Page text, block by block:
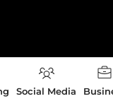
Social Media